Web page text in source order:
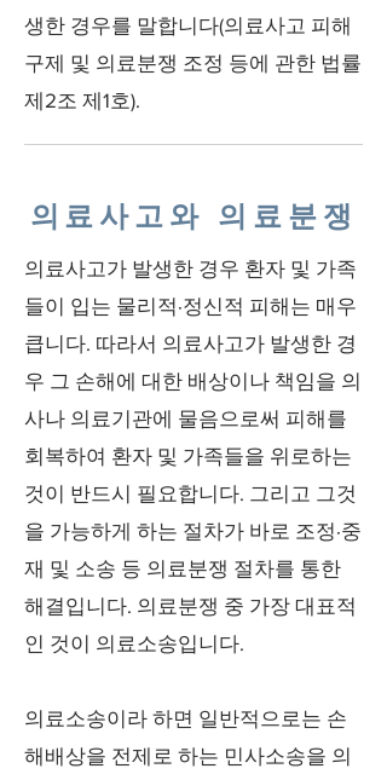
생한 경우를 말합니다(의료사고 피해
구제 및 의료분쟁 조정 등에 관한 법률
제2조 제1호).
의료사고와 의료분쟁
의료사고가 발생한 경우 환자 및 가족
들이 입는 물리적·정신적 피해는 매우
큽니다. 따라서 의료사고가 발생한 경
우 그 손해에 대한 배상이나 책임을 의
사나 의료기관에 물음으로써 피해를
회복하여 환자 및 가족들을 위로하는
것이 반드시 필요합니다. 그리고 그것
을 가능하게 하는 절차가 바로 조정·중
재 및 소송 등 의료분쟁 절차를 통한
해결입니다. 의료분쟁 중 가장 대표적
인 것이 의료소송입니다.
의료소송이라 하면 일반적으로는 손
해배상을 전제로 하는 민사소송을 의